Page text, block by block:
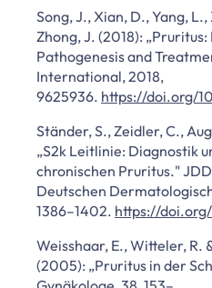
Song, J., Xian, D., Yang,
Zhong, J. (2018):
Pathogenesis and
International, 2018,
9625936. https://doi.org/
Ständer, S., Zeidler, C.,
„S2k Leitlinie: Diagnostik
chronischen Pruritus."
Deutschen
1386–1402. https://doi.org/
Weisshaar, E., Witteler, R.
(2005): „Pruritus in der